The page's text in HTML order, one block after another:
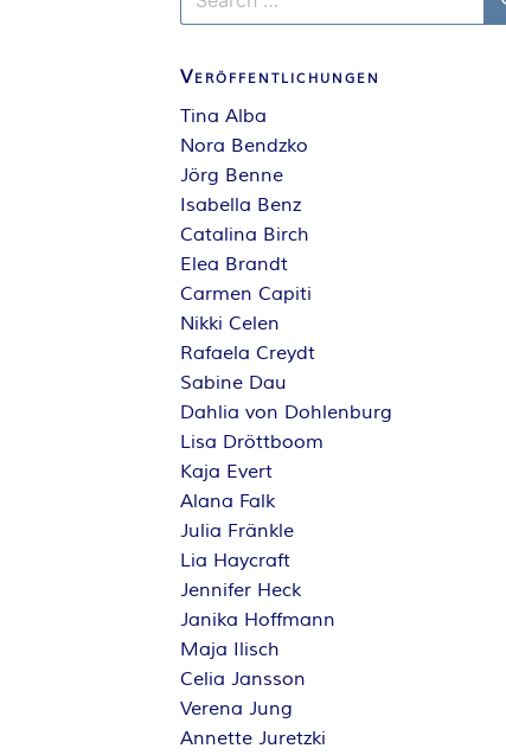
for:
Veröffentlichungen
Tina Alba
Nora Bendzko
Jörg Benne
Isabella Benz
Catalina Birch
Elea Brandt
Carmen Capiti
Nikki Celen
Rafaela Creydt
Sabine Dau
Dahlia von Dohlenburg
Lisa Dröttboom
Kaja Evert
Alana Falk
Julia Fränkle
Lia Haycraft
Jennifer Heck
Janika Hoffmann
Maja Ilisch
Celia Jansson
Verena Jung
Annette Juretzki